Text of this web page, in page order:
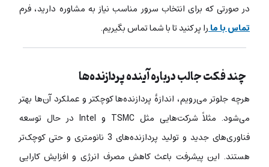
در صورتی که برای انتخاب سرور مناسب نیاز به مشاوره دارید، فرم
تماس با مارا پر کنید تا با شما تماس بگیریم.
چند فکت جالب درباره آینده پردازنده‌ها
هرچه جلوتر می‌رویم، اندازۀ پردازنده‌ها کوچکتر و عملکرد آن‌ها بهتر
می‌شود. مثلاً شرکت‌هایی مثل TSMC و Intel در حال توسعه
فناوری‌های جدید و تولید پردازنده‌های 3 نانومتری و حتی کوچک‌تر
هستند. این پیشرفت باعث کاهش مصرف انرژی و افزایش کارایی